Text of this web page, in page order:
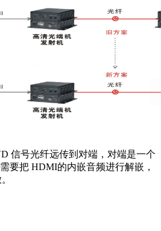
号光纤远传到对端，对端是一个
要把 HDMI的内嵌音频进行解嵌，